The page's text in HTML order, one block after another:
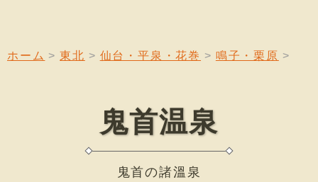
ホーム 東北 仙台・平泉・花巻 鳴子・栗原
鬼首温泉
鬼首の諸溫泉